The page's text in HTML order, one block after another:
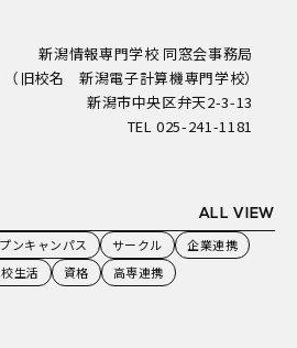
新潟情報専門学校 同窓会事務局
（旧校名 新潟電子計算機専門学校）
新潟市中央区弁天2-3-13
TEL 025-241-1181
ALL VIEW
ンキャンパス サークル
企業連携
生活 資格 高専連携